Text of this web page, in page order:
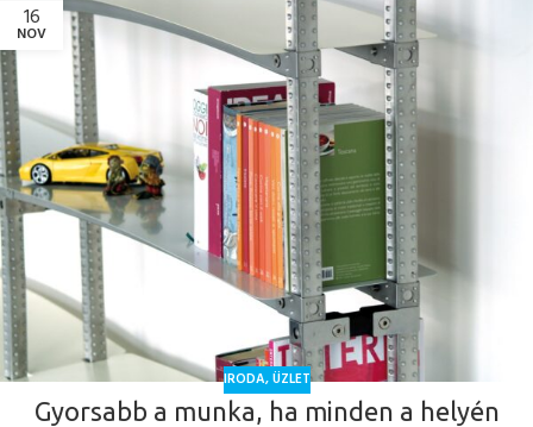
16
NOV
IRODA,ÜZLET
Gyorsabb a munka, ha minden a helyén